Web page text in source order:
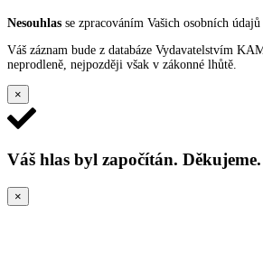
Nesouhlas se zpracováním Vašich osobních
Váš záznam bude z databáze Vydavatelstvím
neprodleně, nejpozději však v zákonné lhůtě.
×
Váš hlas byl započítán. Děkujeme.
×